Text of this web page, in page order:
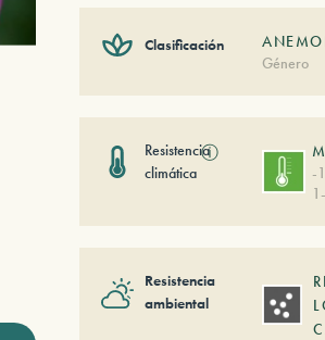
Clasificación
Género
Resistencia
climática
ⓘ
-
Resistencia
ambiental